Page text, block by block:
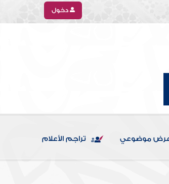
دخول
موضوعي تراجم الأعلام